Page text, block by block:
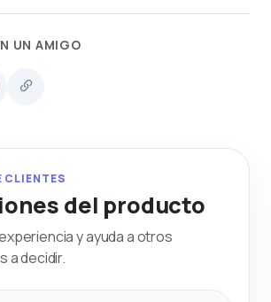
UN AMIGO
CLIENTES
del producto
y ayuda a otros
a decidir.